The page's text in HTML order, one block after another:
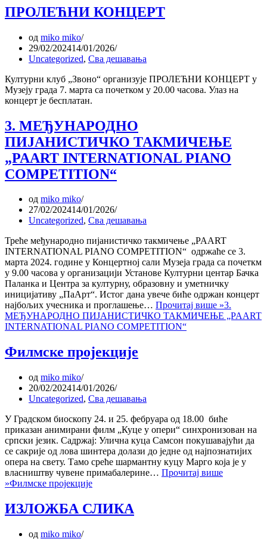
ПРОЛЕЋНИ КОНЦЕРТ
од miko miko
29/02/202414/01/2026
Uncategorized, Сва дешавања
Културни клуб „Звоно“ организује ПРОЛЕЋНИ КОНЦЕРТ у
Музеју града 7. марта са почетком у 20.00 часова. Улаз на
концерт је бесплатан.
3. МЕЂУНАРОДНО
ПИЈАНИСТИЧКО ТАКМИЧЕЊЕ
„PAART INTERNATIONAL PIANO
COMPETITION“
од miko miko
27/02/202414/01/2026
Uncategorized, Сва дешавања
Треће међународно пијанистичко такмичење „PAART
INTERNATIONAL PIANO COMPETITION“ одржаће се 3.
марта 2024. године у Концертној сали Музеја града са почеткм
у 9.00 часова у организацији Установе Културни центар Бачка
Паланка и Центра за културну, образовну и уметничку
иницијативу „ПаАрт“. Истог дана увече биће одржан концерт
најбољих учесника и проглашење… Прочитај више »3.
МЕЂУНАРОДНО ПИЈАНИСТИЧКО ТАКМИЧЕЊЕ „PAART
INTERNATIONAL PIANO COMPETITION“
Филмске пројекције
од miko miko
20/02/202414/01/2026
Uncategorized, Сва дешавања
У Градском биоскопу 24. и 25. фебруара од 18.00 биће
приказан анимирани филм „Куце у опери“ синхронизован на
српски језик. Садржај: Улична куца Самсон покушавајући да
се сакрије од лова шинтера долази до једне од најпознатијих
опера на свету. Тамо среће шармантну куцу Марго која је у
власништву чувене примабалерине… Прочитај више
»Филмске пројекције
ИЗЛОЖБА СЛИКА
од miko miko